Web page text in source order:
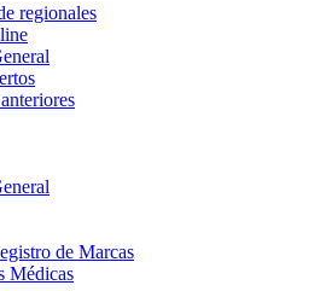
regionales
de Marcas
Médicas